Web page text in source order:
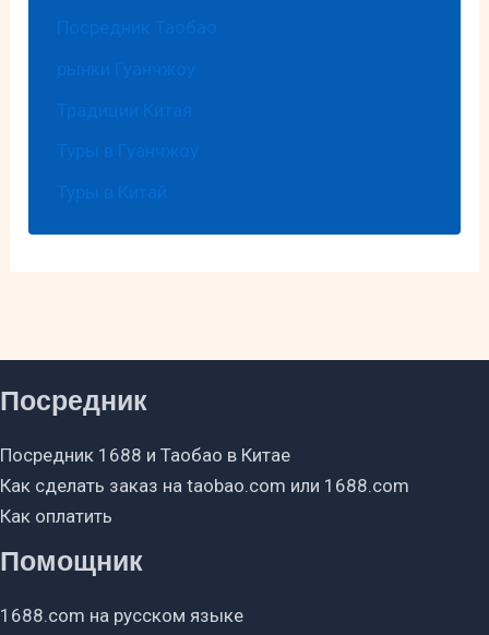
Посредник Таобао
рынки Гуанчжоу
Традиции Китая
Туры в Гуанчжоу
Туры в Китай
Посредник
Посредник 1688 и Таобао в Китае
Как сделать заказ на taobao.com или 1688.com
Как оплатить
Помощник
1688.com на русском языке